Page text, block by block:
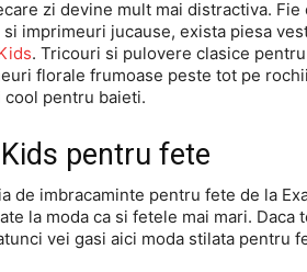
zi devine mult mai distractiva.
si imprimeuri jucause, exista piesa
. Tricouri si pulovere clasice
florale frumoase peste tot pe
cool pentru baieti.
pentru fete
de imbracaminte pentru fete de la
la moda ca si fetele mai mari.
vei gasi aici moda stilata pentru